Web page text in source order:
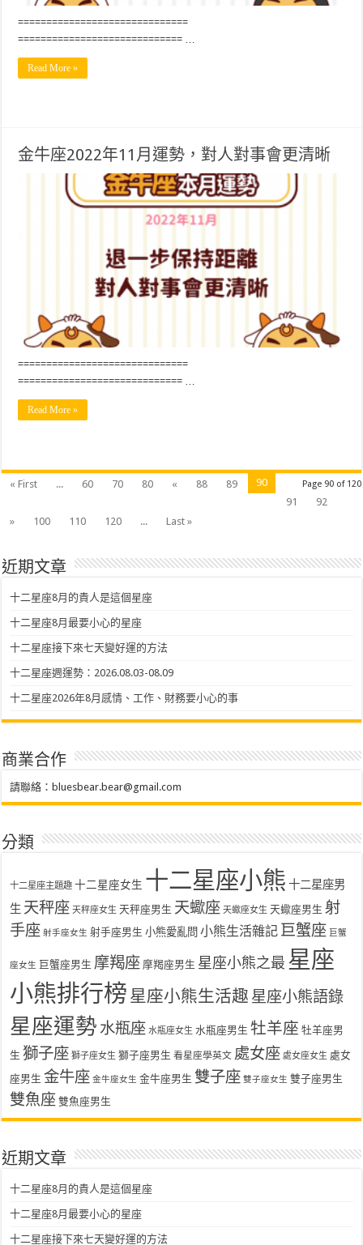
==============================
============================= …
Read More »
金牛座2022年11月運勢，對人對事會更清晰
==============================
============================= …
Read More »
Page 90 of 120
« First ... 60 70 80 « 88 89
90
91
92
»
100 110 120 ... Last »
近期文章
十二星座8月的貴人是這個星座
十二星座8月最要小心的星座
十二星座接下來七天變好運的方法
十二星座週運勢：2026.08.03-08.09
十二星座2026年8月感情、工作、財務要小心的事
商業合作
請聯絡：bluesbear.bear@gmail.com
分類
十二星座主題趣 十二星座女生 十二星座小熊 十二星座男
生 天秤座 天秤座女生 天秤座男生 天蠍座 天蠍座女生 天蠍座男生 射
手座 射手座女生 射手座男生 小熊愛亂問 小熊生活雜記 巨蟹座 巨蟹
座女生 巨蟹座男生 摩羯座 摩羯座男生 星座小熊之最 星座
小熊排行榜 星座小熊生活趣 星座小熊語錄
星座運勢 水瓶座 水瓶座女生 水瓶座男生 牡羊座 牡羊座男
生 獅子座 獅子座女生 獅子座男生 看星座學英文 處女座 處女座女生 處女
座男生 金牛座 金牛座女生 金牛座男生 雙子座 雙子座女生 雙子座男生
雙魚座 雙魚座男生
近期文章
十二星座8月的貴人是這個星座
十二星座8月最要小心的星座
十二星座接下來七天變好運的方法